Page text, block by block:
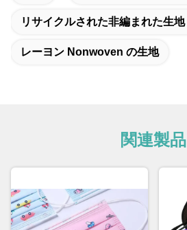
リサイクルされた非編まれた生地
レーヨン Nonwoven の生地
関連製品